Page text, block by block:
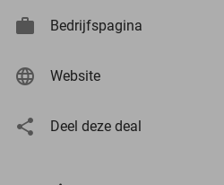
Bedrijfspagina
Website
Deel deze deal